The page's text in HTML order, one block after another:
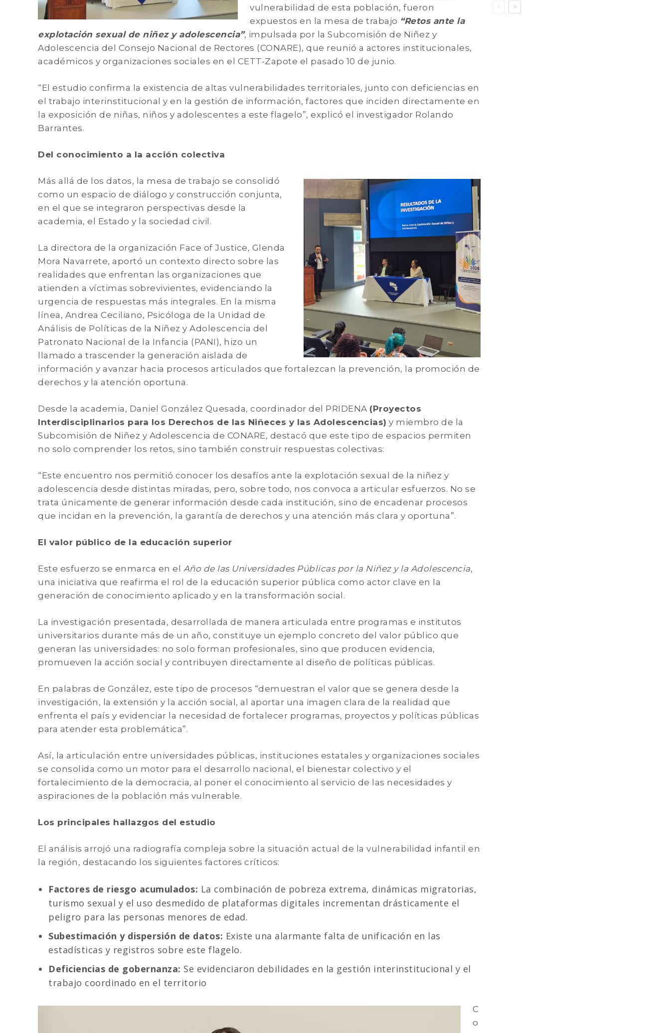
vulnerabilidad de esta población, fueron
expuestos en la mesa de trabajo “Retos ante la
explotación sexual de niñez y adolescencia”, impulsada por la Subcomisión de Niñez y
Adolescencia del Consejo Nacional de Rectores (CONARE), que reunió a actores institucionales,
académicos y organizaciones sociales en el CETT-Zapote el pasado 10 de junio.
“El estudio confirma la existencia de altas vulnerabilidades territoriales, junto con deficiencias en
el trabajo interinstitucional y en la gestión de información, factores que inciden directamente en
la exposición de niñas, niños y adolescentes a este flagelo”, explicó el investigador Rolando
Barrantes.
Del conocimiento a la acción colectiva
Más allá de los datos, la mesa de trabajo se consolidó
como un espacio de diálogo y construcción conjunta,
en el que se integraron perspectivas desde la
academia, el Estado y la sociedad civil.
La directora de la organización Face of Justice, Glenda
Mora Navarrete, aportó un contexto directo sobre las
realidades que enfrentan las organizaciones que
atienden a víctimas sobrevivientes, evidenciando la
urgencia de respuestas más integrales. En la misma
línea, Andrea Ceciliano, Psicóloga de la Unidad de
Análisis de Políticas de la Niñez y Adolescencia del
Patronato Nacional de la Infancia (PANI), hizo un
llamado a trascender la generación aislada de
información y avanzar hacia procesos articulados que fortalezcan la prevención, la promoción de
derechos y la atención oportuna.
Desde la academia, Daniel González Quesada, coordinador del PRIDENA (Proyectos
Interdisciplinarios para los Derechos de las Niñeces y las Adolescencias) y miembro de la
Subcomisión de Niñez y Adolescencia de CONARE, destacó que este tipo de espacios permiten
no solo comprender los retos, sino también construir respuestas colectivas:
“Este encuentro nos permitió conocer los desafíos ante la explotación sexual de la niñez y
adolescencia desde distintas miradas, pero, sobre todo, nos convoca a articular esfuerzos. No se
trata únicamente de generar información desde cada institución, sino de encadenar procesos
que incidan en la prevención, la garantía de derechos y una atención más clara y oportuna”.
El valor público de la educación superior
Este esfuerzo se enmarca en el Año de las Universidades Públicas por la Niñez y la Adolescencia,
una iniciativa que reafirma el rol de la educación superior pública como actor clave en la
generación de conocimiento aplicado y en la transformación social.
La investigación presentada, desarrollada de manera articulada entre programas e institutos
universitarios durante más de un año, constituye un ejemplo concreto del valor público que
generan las universidades: no solo forman profesionales, sino que producen evidencia,
promueven la acción social y contribuyen directamente al diseño de políticas públicas.
En palabras de González, este tipo de procesos “demuestran el valor que se genera desde la
investigación, la extensión y la acción social, al aportar una imagen clara de la realidad que
enfrenta el país y evidenciar la necesidad de fortalecer programas, proyectos y políticas públicas
para atender esta problemática”.
Así, la articulación entre universidades públicas, instituciones estatales y organizaciones sociales
se consolida como un motor para el desarrollo nacional, el bienestar colectivo y el
fortalecimiento de la democracia, al poner el conocimiento al servicio de las necesidades y
aspiraciones de la población más vulnerable.
Los principales hallazgos del estudio
El análisis arrojó una radiografía compleja sobre la situación actual de la vulnerabilidad infantil en
la región, destacando los siguientes factores críticos:
Factores de riesgo acumulados: La combinación de pobreza extrema, dinámicas migratorias,
turismo sexual y el uso desmedido de plataformas digitales incrementan drásticamente el
peligro para las personas menores de edad.
Subestimación y dispersión de datos: Existe una alarmante falta de unificación en las
estadísticas y registros sobre este flagelo.
Deficiencias de gobernanza: Se evidenciaron debilidades en la gestión interinstitucional y el
trabajo coordinado en el territorio
C
o